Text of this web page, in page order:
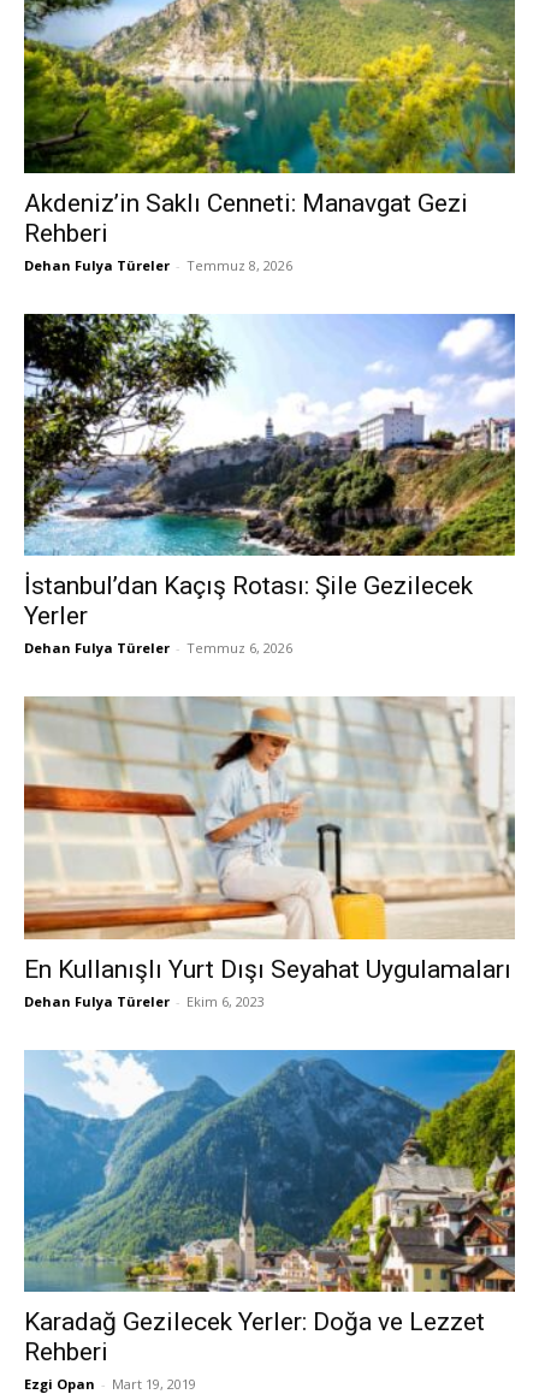
Akdeniz’in Saklı Cenneti: Manavgat Gezi
Rehberi
Dehan Fulya Türeler - Temmuz 8, 2026
İstanbul’dan Kaçış Rotası: Şile Gezilecek
Yerler
Dehan Fulya Türeler - Temmuz 6, 2026
En Kullanışlı Yurt Dışı Seyahat Uygulamaları
Dehan Fulya Türeler - Ekim 6, 2023
Karadağ Gezilecek Yerler: Doğa ve Lezzet
Rehberi
Ezgi Opan - Mart 19, 2019